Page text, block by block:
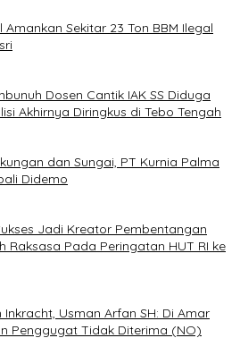
Amankan Sekitar 23 Ton BBM Ilegal
Dosen Cantik IAK SS Diduga
Akhirnya Diringkus di Tebo Tengah
dan Sungai, PT Kurnia Palma
Didemo
Jadi Kreator Pembentangan
Raksasa Pada Peringatan HUT RI ke
Usman Arfan SH: Di Amar
Penggugat Tidak Diterima (NO)